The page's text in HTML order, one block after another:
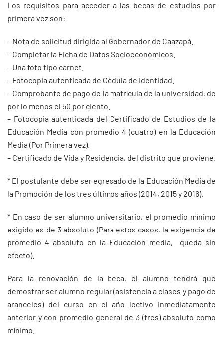
Los requisitos para acceder a las becas de estudios por
primera vez son:
– Nota de solicitud dirigida al Gobernador de Caazapá.
– Completar la Ficha de Datos Socioeconómicos.
– Una foto tipo carnet.
– Fotocopia autenticada de Cédula de Identidad.
– Comprobante de pago de la matrícula de la universidad, de
por lo menos el 50 por ciento.
– Fotocopia autenticada del Certificado de Estudios de la
Educación Media con promedio 4 (cuatro) en la Educación
Media (Por Primera vez).
– Certificado de Vida y Residencia, del distrito que proviene.
* El postulante debe ser egresado de la Educación Media de
la Promoción de los tres últimos años (2014, 2015 y 2016).
* En caso de ser alumno universitario, el promedio mínimo
exigido es de 3 absoluto (Para estos casos, la exigencia de
promedio 4 absoluto en la Educación media, queda sin
efecto).
Para la renovación de la beca, el alumno tendrá que
demostrar ser alumno regular (asistencia a clases y pago de
aranceles) del curso en el año lectivo inmediatamente
anterior y con promedio general de 3 (tres) absoluto como
mínimo.